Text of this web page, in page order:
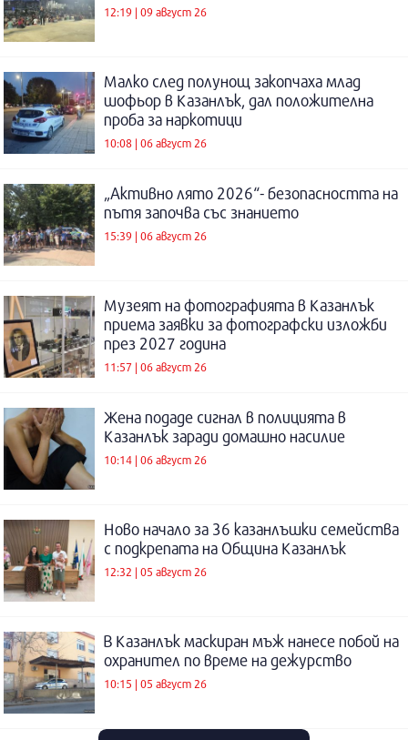
12:19 | 09 август 26
Малко след полунощ закопчаха млад
шофьор в Казанлък, дал положителна
проба за наркотици
10:08 | 06 август 26
„Активно лято 2026“- безопасността на
пътя започва със знанието
15:39 | 06 август 26
Музеят на фотографията в Казанлък
приема заявки за фотографски изложби
през 2027 година
11:57 | 06 август 26
Жена подаде сигнал в полицията в
Казанлък заради домашно насилие
10:14 | 06 август 26
Ново начало за 36 казанлъшки семейства
с подкрепата на Община Казанлък
12:32 | 05 август 26
В Казанлък маскиран мъж нанесе побой на
охранител по време на дежурство
10:15 | 05 август 26